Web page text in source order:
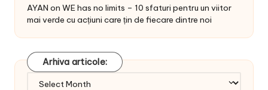
AYAN on WE has no limits – 10 sfaturi pentru un viitor
mai verde cu acțiuni care țin de fiecare dintre noi
Arhiva articole: